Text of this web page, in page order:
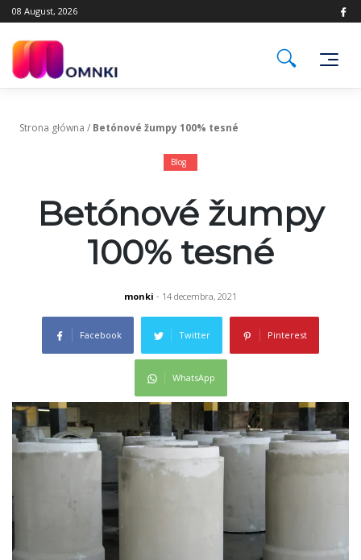
Skip
to
08 August, 2026
Strona główna / Betónové žumpy 100% tesné
Blog
Betónové žumpy
100% tesné
monki - 14 decembra, 2021
Facebook Twitter Pinterest
WhatsApp